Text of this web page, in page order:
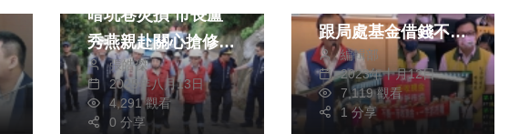
暗坑巷災損 市長盧
秀燕親赴關心搶修進
度：全力保障市民安
全
張皓傑
2025年八月13日
4,291 觀看
0 分享
跟局處基金借錢不
還？不算負債？
編輯部
2023年十月12日
7,119 觀看
1 分享